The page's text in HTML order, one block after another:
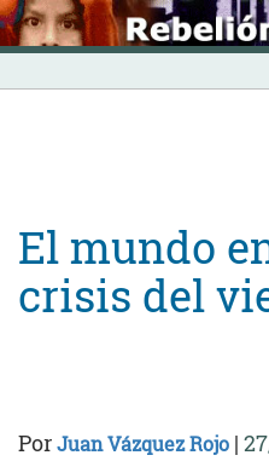
Skip
to
content
INICIO
El mundo
crisis del
PorJuan Vázquez Rojo |